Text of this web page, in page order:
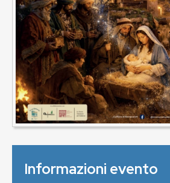
Informazioni evento